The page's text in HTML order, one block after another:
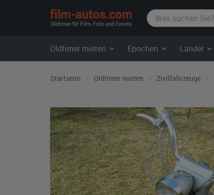
film-
autos.com
Oldtimer mieten Epochen Länder
Startseite Oldtimer mieten Zivilfahrzeuge